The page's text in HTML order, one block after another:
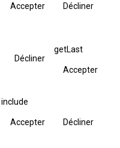
Accepter Décliner
Décliner
getLast
Accepter
include
Accepter Décliner